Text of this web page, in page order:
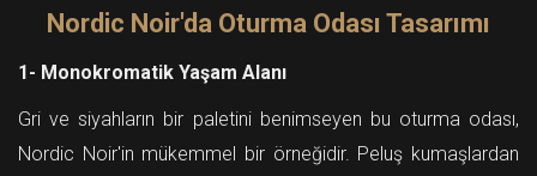
Nordic Noir'da Oturma Odası Tasarımı
1- Monokromatik Yaşam Alanı
Gri ve siyahların bir paletini benimseyen bu oturma odası,
Nordic Noir'in mükemmel bir örneğidir. Peluş kumaşlardan